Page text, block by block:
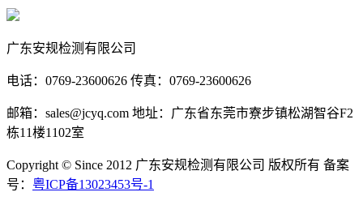
广东安规检测有限公司
电话：0769-23600626 传真：0769-23600626
邮箱：sales@jcyq.com 地址：广东省东莞市寮步镇松湖智谷F2
栋11楼1102室
Copyright © Since 2012 广东安规检测有限公司 版权所有 备案
号： 粤ICP备13023453号-1